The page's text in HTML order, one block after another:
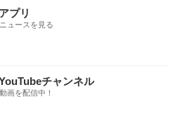
プリ
ュースを見る
チャンネル
画を配信中！